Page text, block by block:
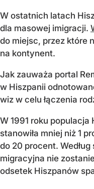
W ostatnich latach
dla masowej imigracji.
do miejsc, przez które
na kontynent.
Jak zauważa portal
w Hiszpanii
wiz w celu łączenia
W 1991 roku
stanowiła mniej niż 1
do 20 procent.
migracyjna nie
odsetek Hiszpanów